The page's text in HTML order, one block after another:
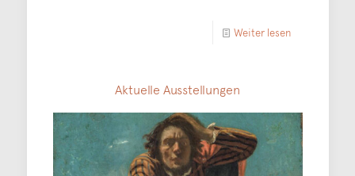
Weiter lesen
Aktuelle Ausstellungen